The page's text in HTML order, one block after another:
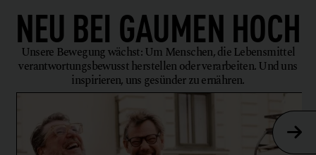
NEU BEI GAUMEN HOCH
Unsere Bewegung wächst: Um Menschen, die Lebensmittel
verantwortungsbewusst herstellen oder verarbeiten. Und uns
inspirieren, uns gesünder zu ernähren.